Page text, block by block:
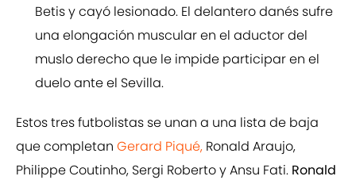
Betis y cayó lesionado. El delantero danés sufre
una elongación muscular en el aductor del
muslo derecho que le impide participar en el
duelo ante el Sevilla.
Estos tres futbolistas se unan a una lista de baja
que completan Gerard Piqué, Ronald Araujo,
Philippe Coutinho, Sergi Roberto y Ansu Fati. Ronald